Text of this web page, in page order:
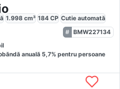
1.998 cm³ 184 CP Cutie automată
BMW227134
anuală 5,7% pentru persoane